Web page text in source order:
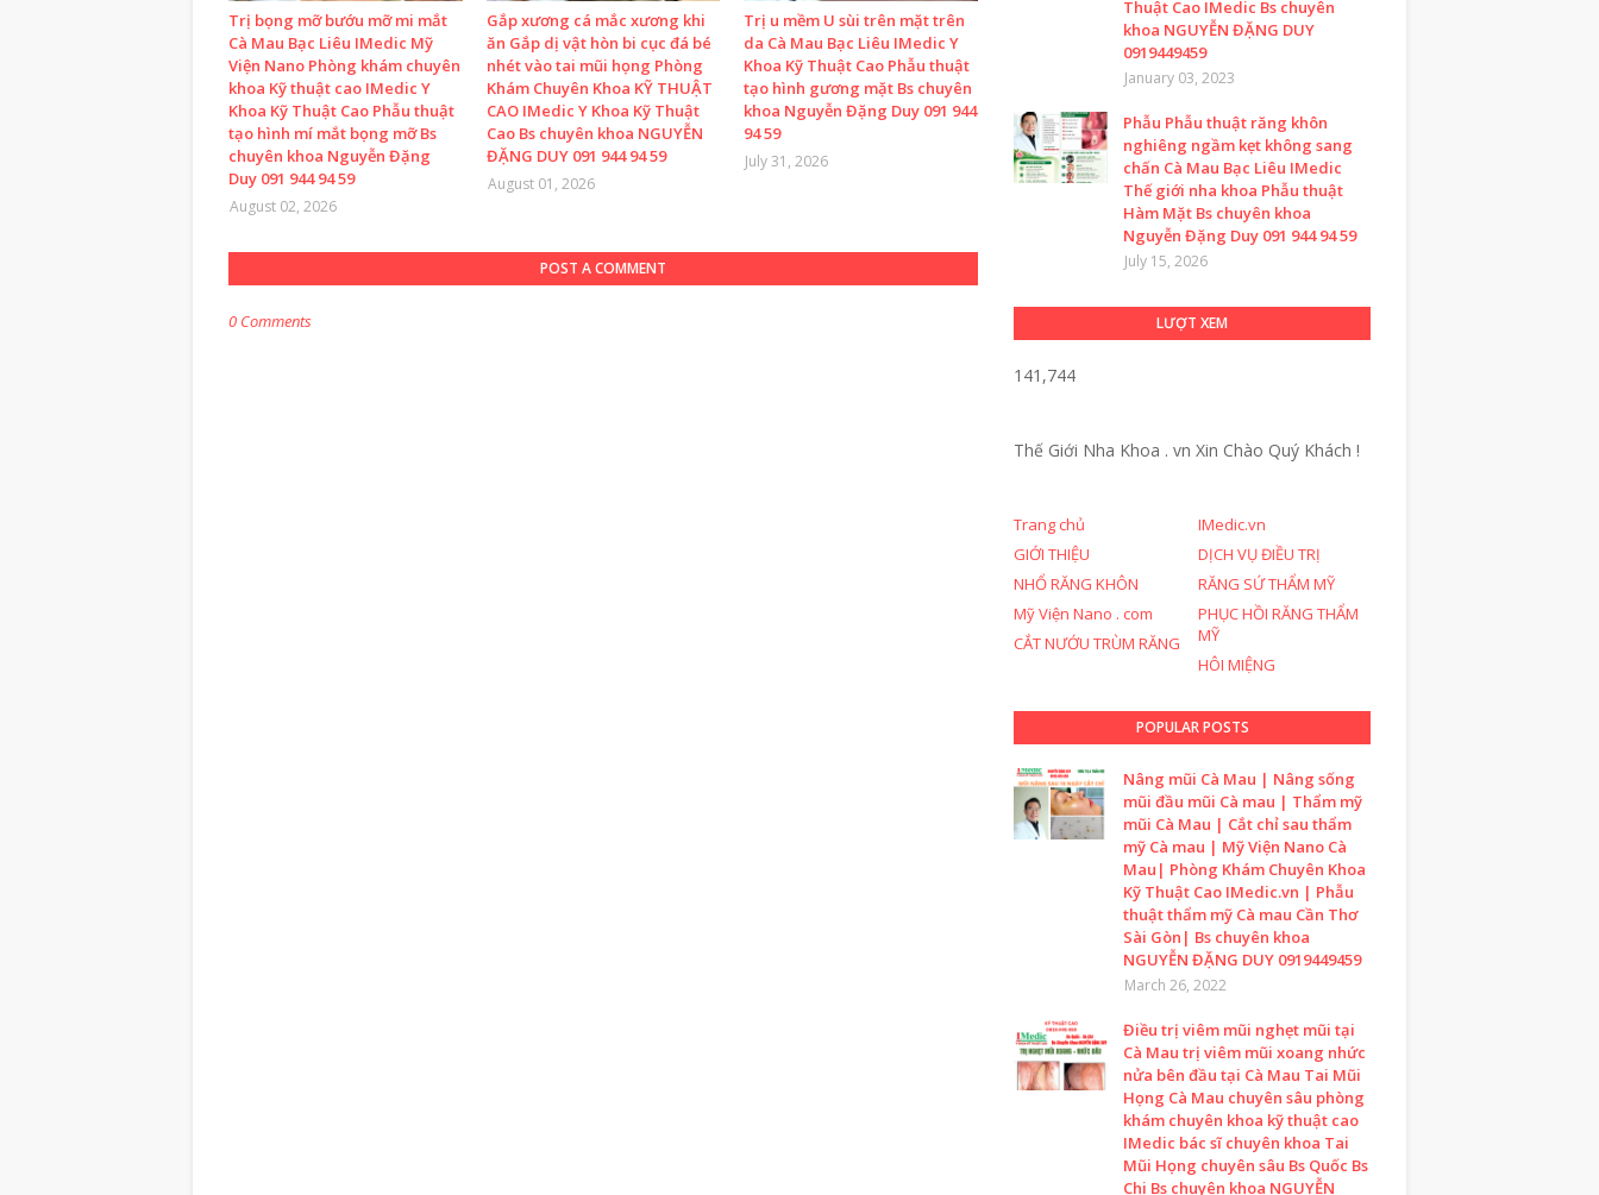
Trị bọng mỡ bướu mỡ mi mắt
Cà Mau Bạc Liêu IMedic Mỹ
Viện Nano Phòng khám chuyên
khoa Kỹ thuật cao IMedic Y
Khoa Kỹ Thuật Cao Phẫu thuật
tạo hình mí mắt bọng mỡ Bs
chuyên khoa Nguyễn Đặng
Duy 091 944 94 59
August 02, 2026
Gắp xương cá mắc xương khi
ăn Gắp dị vật hòn bi cục đá bé
nhét vào tai mũi họng Phòng
Khám Chuyên Khoa KỸ THUẬT
CAO IMedic Y Khoa Kỹ Thuật
Cao Bs chuyên khoa NGUYỄN
ĐẶNG DUY 091 944 94 59
August 01, 2026
Trị u mềm U sùi trên mặt trên
da Cà Mau Bạc Liêu IMedic Y
Khoa Kỹ Thuật Cao Phẫu thuật
tạo hình gương mặt Bs chuyên
khoa Nguyễn Đặng Duy 091 944
94 59
July 31, 2026
POST A COMMENT
0 Comments
Thuật Cao IMedic Bs chuyên
khoa NGUYỄN ĐẶNG DUY
0919449459
January 03, 2023
Phẫu Phẫu thuật răng khôn
nghiêng ngầm kẹt không sang
chấn Cà Mau Bạc Liêu IMedic
Thế giới nha khoa Phẫu thuật
Hàm Mặt Bs chuyên khoa
Nguyễn Đặng Duy 091 944 94 59
July 15, 2026
LƯỢT XEM
141,744
Thế Giới Nha Khoa . vn Xin Chào Quý Khách !
Trang chủ
IMedic.vn
GIỚI THIỆU
DỊCH VỤ ĐIỀU TRỊ
NHỔ RĂNG KHÔN
RĂNG SỨ THẨM MỸ
Mỹ Viện Nano . com
PHỤC HỒI RĂNG THẨM
MỸ
CẮT NƯỚU TRÙM RĂNG
HÔI MIỆNG
POPULAR POSTS
Nâng mũi Cà Mau | Nâng sống
mũi đầu mũi Cà mau | Thẩm mỹ
mũi Cà Mau | Cắt chỉ sau thẩm
mỹ Cà mau | Mỹ Viện Nano Cà
Mau| Phòng Khám Chuyên Khoa
Kỹ Thuật Cao IMedic.vn | Phẫu
thuật thẩm mỹ Cà mau Cần Thơ
Sài Gòn| Bs chuyên khoa
NGUYỄN ĐẶNG DUY 0919449459
March 26, 2022
Điều trị viêm mũi nghẹt mũi tại
Cà Mau trị viêm mũi xoang nhức
nửa bên đầu tại Cà Mau Tai Mũi
Họng Cà Mau chuyên sâu phòng
khám chuyên khoa kỹ thuật cao
IMedic bác sĩ chuyên khoa Tai
Mũi Họng chuyên sâu Bs Quốc Bs
Chi Bs chuyên khoa NGUYỄN